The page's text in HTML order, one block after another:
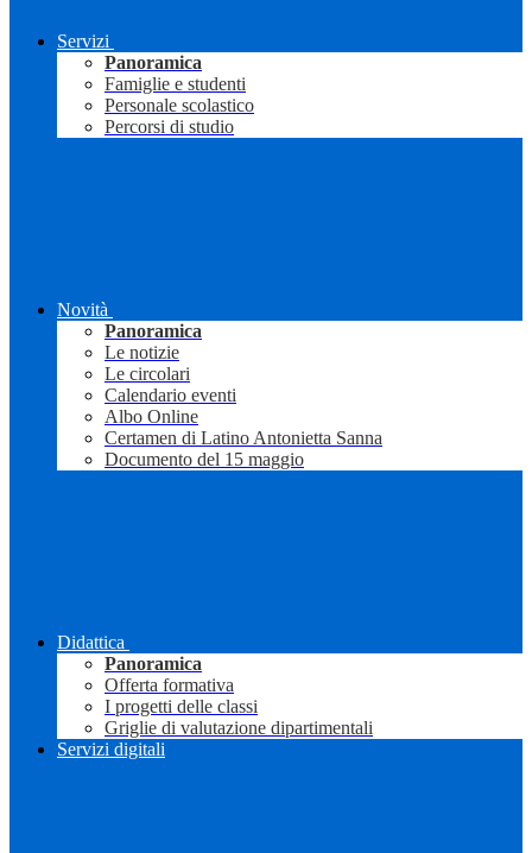
Servizi
Panoramica
Famiglie e studenti
Personale scolastico
Percorsi di studio
Novità
Panoramica
Le notizie
Le circolari
Calendario eventi
Albo Online
Certamen di Latino Antonietta Sanna
Documento del 15 maggio
Didattica
Panoramica
Offerta formativa
I progetti delle classi
Griglie di valutazione dipartimentali
Servizi digitali